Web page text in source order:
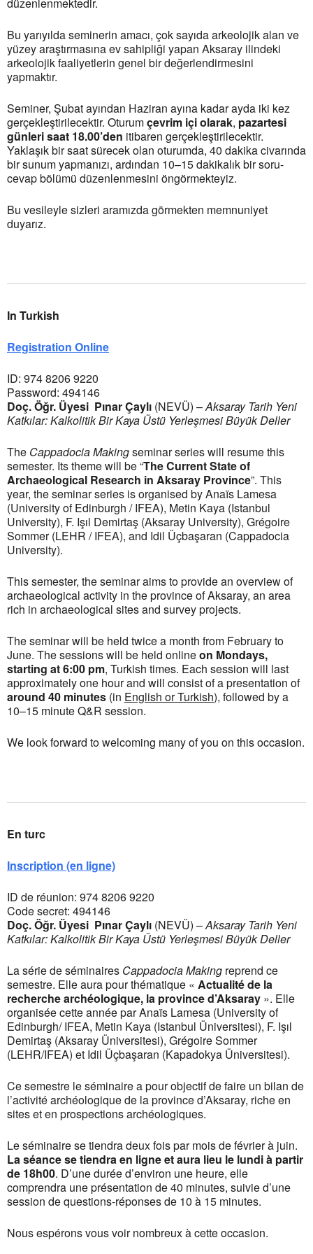
düzenlenmektedir.
Bu yarıyılda seminerin amacı, çok sayıda arkeolojik alan ve
yüzey araştırmasına ev sahipliği yapan Aksaray ilindeki
arkeolojik faaliyetlerin genel bir değerlendirmesini
yapmaktır.
Seminer, Şubat ayından Haziran ayına kadar ayda iki kez
gerçekleştirilecektir. Oturumçevrim içi olarak, pazartesi
günleri saat 18.00’den itibaren gerçekleştirilecektir.
Yaklaşık bir saat sürecek olan oturumda, 40 dakika civarında
bir sunum yapmanızı, ardından 10–15 dakikalık bir soru-
cevap bölümü düzenlenmesini öngörmekteyiz.
Bu vesileyle sizleri aramızda görmekten memnuniyet
duyarız.
In Turkish
Registration Online
ID: 974 8206 9220
Password: 494146
Doç. Öğr. Üyesi Pınar Çaylı (NEVÜ) –Aksaray Tarih Yeni
Katkılar: Kalkolitik Bir Kaya Üstü Yerleşmesi Büyük Deller
The Cappadocia Makingseminar series will resume this
semester. Its theme will be “The Current State of
Archaeological Research in Aksaray Province”. This
year, the seminar series is organised by Anaïs Lamesa
(University of Edinburgh / IFEA), Metin Kaya (Istanbul
University), F. Işıl Demirtaş (Aksaray University), Grégoire
Sommer (LEHR / IFEA), and Idil Üçbaşaran (Cappadocia
University).
This semester, the seminar aims to provide an overview of
archaeological activity in the province of Aksaray, an area
rich in archaeological sites and survey projects.
The seminar will be held twice a month from February to
June. The sessions will be held onlineon Mondays,
starting at 6:00 pm, Turkish times. Each session will last
approximately one hour and will consist of a presentation of
around 40 minutes (in English or Turkish), followed by a
10–15 minute Q&R session.
We look forward to welcoming many of you on this occasion.
En turc
Inscription (en ligne)
ID de réunion: 974 8206 9220
Code secret: 494146
Doç. Öğr. Üyesi Pınar Çaylı (NEVÜ) –Aksaray Tarih Yeni
Katkılar: Kalkolitik Bir Kaya Üstü Yerleşmesi Büyük Deller
La série de séminaires Cappadocia Making reprend ce
semestre. Elle aura pour thématique « Actualité de la
recherche archéologique, la province d’Aksaray ». Elle
organisée cette année par Anaïs Lamesa (University of
Edinburgh/ IFEA, Metin Kaya (Istanbul Üniversitesi), F. Işıl
Demirtaş (Aksaray Üniversitesi), Grégoire Sommer
(LEHR/IFEA) et Idil Üçbaşaran (Kapadokya Üniversitesi).
Ce semestre le séminaire a pour objectif de faire un bilan de
l’activité archéologique de la province d’Aksaray, riche en
sites et en prospections archéologiques.
Le séminaire se tiendra deux fois par mois de février à juin.
La séance se tiendra en ligne et aura lieu le lundi à partir
de 18h00. D’une durée d’environ une heure, elle
comprendra une présentation de 40 minutes, suivie d’une
session de questions-réponses de 10 à 15 minutes.
Nous espérons vous voir nombreux à cette occasion.